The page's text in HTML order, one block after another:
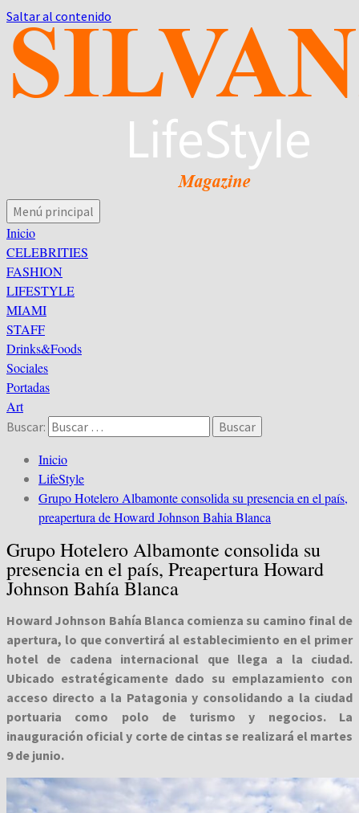
Saltar al contenido
Silvana LifeStyle – Revista Digital
Menú principal
Inicio
CELEBRITIES
FASHION
LIFESTYLE
MIAMI
STAFF
Drinks&Foods
Sociales
Portadas
Art
Buscar:
Inicio
LifeStyle
Grupo Hotelero Albamonte consolida su presencia en el país,
preapertura de Howard Johnson Bahia Blanca
Grupo Hotelero Albamonte consolida su
presencia en el país, Preapertura Howard
Johnson Bahía Blanca
Howard Johnson Bahía Blanca comienza su camino final de
apertura, lo que convertirá al establecimiento en el primer
hotel de cadena internacional que llega a la ciudad.
Ubicado estratégicamente dado su emplazamiento con
acceso directo a la Patagonia y consolidando a la ciudad
portuaria como polo de turismo y negocios. La
inauguración oficial y corte de cintas se realizará el martes
9 de junio.